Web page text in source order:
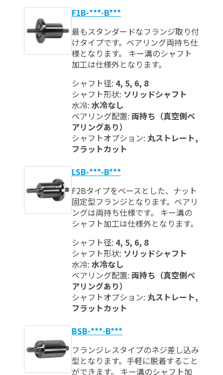
F1B-***-B***
最もスタンダードなフランジ取り付
けタイプです。ベアリング両持ち仕
様となります。 キー溝のシャフト
加工は仕様外となります。
シャフト径: 4, 5, 6, 8
シャフト形状: ソリッドシャフト
水冷: 水冷なし
ベアリング配置: 両持ち（真空側ベ
アリングあり）
シャフトオプション: 丸ストレート,
フラットカット
LSB-***-B***
F2Bタイプをベースとした、ナット
固定型フランジとなります。ベアリ
ングは両持ち仕様です。 キー溝の
シャフト加工は仕様外となります。
シャフト径: 4, 5, 6, 8
シャフト形状: ソリッドシャフト
水冷: 水冷なし
ベアリング配置: 両持ち（真空側ベ
アリングあり）
シャフトオプション: 丸ストレート,
フラットカット
BSB-***-B***
フランジレスタイプのネジ差し込み
型となります。手軽に脱着すること
ができます。 キー溝のシャフト加